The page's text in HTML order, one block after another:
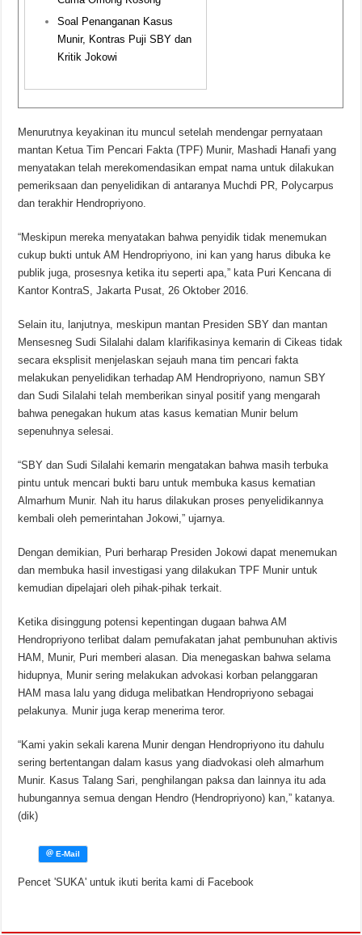
Soal Penanganan Kasus
Munir, Kontras Puji SBY dan
Kritik Jokowi
Menurutnya keyakinan itu muncul setelah mendengar pernyataan
mantan Ketua Tim Pencari Fakta (TPF) Munir, Mashadi Hanafi yang
menyatakan telah merekomendasikan empat nama untuk dilakukan
pemeriksaan dan penyelidikan di antaranya Muchdi PR, Polycarpus
dan terakhir Hendropriyono.
“Meskipun mereka menyatakan bahwa penyidik tidak menemukan
cukup bukti untuk AM Hendropriyono, ini kan yang harus dibuka ke
publik juga, prosesnya ketika itu seperti apa,” kata Puri Kencana di
Kantor KontraS, Jakarta Pusat, 26 Oktober 2016.
Selain itu, lanjutnya, meskipun mantan Presiden SBY dan mantan
Mensesneg Sudi Silalahi dalam klarifikasinya kemarin di Cikeas tidak
secara eksplisit menjelaskan sejauh mana tim pencari fakta
melakukan penyelidikan terhadap AM Hendropriyono, namun SBY
dan Sudi Silalahi telah memberikan sinyal positif yang mengarah
bahwa penegakan hukum atas kasus kematian Munir belum
sepenuhnya selesai.
“SBY dan Sudi Silalahi kemarin mengatakan bahwa masih terbuka
pintu untuk mencari bukti baru untuk membuka kasus kematian
Almarhum Munir. Nah itu harus dilakukan proses penyelidikannya
kembali oleh pemerintahan Jokowi,” ujarnya.
Dengan demikian, Puri berharap Presiden Jokowi dapat menemukan
dan membuka hasil investigasi yang dilakukan TPF Munir untuk
kemudian dipelajari oleh pihak-pihak terkait.
Ketika disinggung potensi kepentingan dugaan bahwa AM
Hendropriyono terlibat dalam pemufakatan jahat pembunuhan aktivis
HAM, Munir, Puri memberi alasan. Dia menegaskan bahwa selama
hidupnya, Munir sering melakukan advokasi korban pelanggaran
HAM masa lalu yang diduga melibatkan Hendropriyono sebagai
pelakunya. Munir juga kerap menerima teror.
“Kami yakin sekali karena Munir dengan Hendropriyono itu dahulu
sering bertentangan dalam kasus yang diadvokasi oleh almarhum
Munir. Kasus Talang Sari, penghilangan paksa dan lainnya itu ada
hubungannya semua dengan Hendro (Hendropriyono) kan,” katanya.
(dik)
Pencet 'SUKA' untuk ikuti berita kami di Facebook